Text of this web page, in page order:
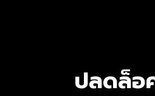
ปลดล็อ